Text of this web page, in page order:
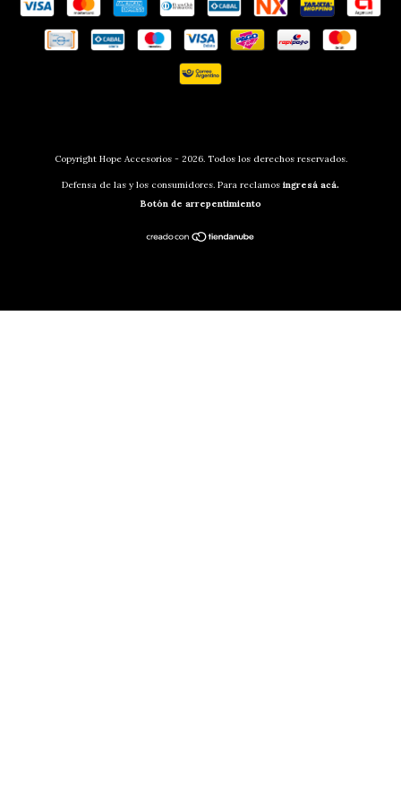
Copyright Hope Accesorios - 2026. Todos los derechos reservados.
Defensa de las y los consumidores. Para reclamos ingresá acá.
Botón de arrepentimiento